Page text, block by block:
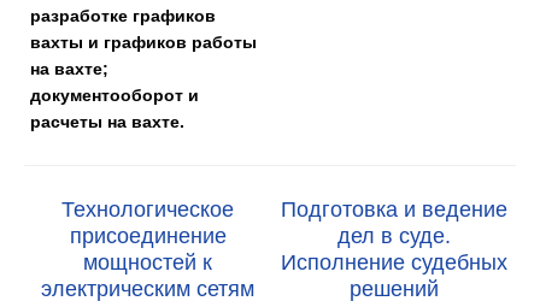
разработке графиков
вахты и графиков работы
на вахте;
документооборот и
расчеты на вахте.
Технологическое
присоединение
мощностей к
электрическим сетям
Подготовка и ведение
дел в суде.
Исполнение судебных
решений